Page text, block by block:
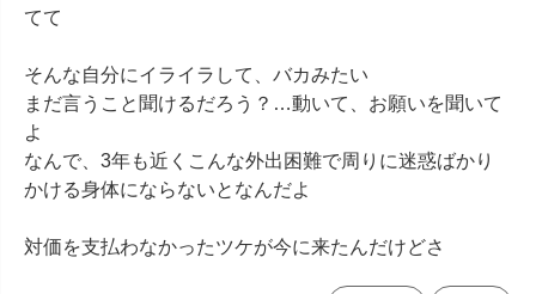
てて
そんな自分にイライラして、バカみたい
まだ言うこと聞けるだろう？…動いて、お願いを聞いて
よ
なんで、3年も近くこんな外出困難で周りに迷惑ばかり
かける身体にならないとなんだよ
対価を支払わなかったツケが今に来たんだけどさ